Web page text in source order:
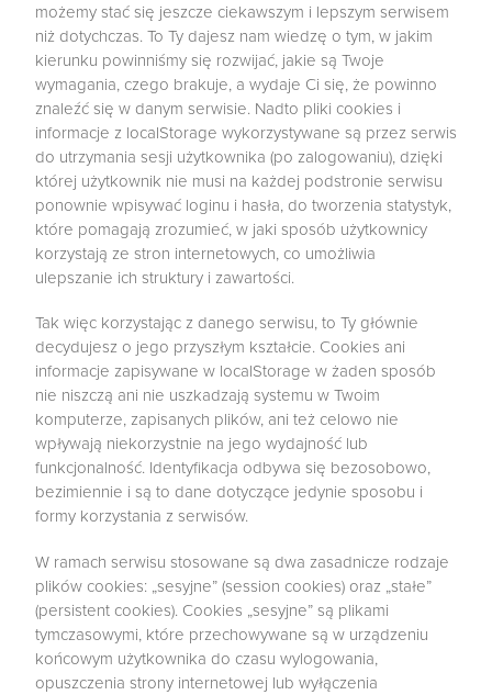
możemy stać się jeszcze ciekawszym i lepszym serwisem
niż dotychczas. To Ty dajesz nam wiedzę o tym, w jakim
kierunku powinniśmy się rozwijać, jakie są Twoje
wymagania, czego brakuje, a wydaje Ci się, że powinno
znaleźć się w danym serwisie. Nadto pliki cookies i
informacje z localStorage wykorzystywane są przez serwis
do utrzymania sesji użytkownika (po zalogowaniu), dzięki
której użytkownik nie musi na każdej podstronie serwisu
ponownie wpisywać loginu i hasła, do tworzenia statystyk,
które pomagają zrozumieć, w jaki sposób użytkownicy
korzystają ze stron internetowych, co umożliwia
ulepszanie ich struktury i zawartości.
Tak więc korzystając z danego serwisu, to Ty głównie
decydujesz o jego przyszłym kształcie. Cookies ani
informacje zapisywane w localStorage w żaden sposób
nie niszczą ani nie uszkadzają systemu w Twoim
komputerze, zapisanych plików, ani też celowo nie
wpływają niekorzystnie na jego wydajność lub
funkcjonalność. Identyfikacja odbywa się bezosobowo,
bezimiennie i są to dane dotyczące jedynie sposobu i
formy korzystania z serwisów.
W ramach serwisu stosowane są dwa zasadnicze rodzaje
plików cookies: „sesyjne” (session cookies) oraz „stałe”
(persistent cookies). Cookies „sesyjne” są plikami
tymczasowymi, które przechowywane są w urządzeniu
końcowym użytkownika do czasu wylogowania,
opuszczenia strony internetowej lub wyłączenia